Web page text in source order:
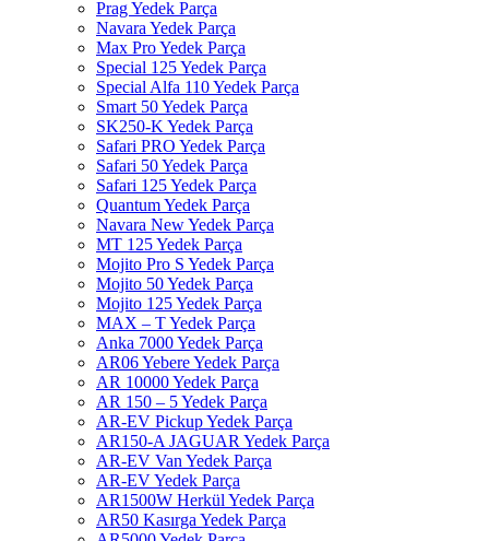
Prag Yedek Parça
Navara Yedek Parça
Max Pro Yedek Parça
Special 125 Yedek Parça
Special Alfa 110 Yedek Parça
Smart 50 Yedek Parça
SK250-K Yedek Parça
Safari PRO Yedek Parça
Safari 50 Yedek Parça
Safari 125 Yedek Parça
Quantum Yedek Parça
Navara New Yedek Parça
MT 125 Yedek Parça
Mojito Pro S Yedek Parça
Mojito 50 Yedek Parça
Mojito 125 Yedek Parça
MAX – T Yedek Parça
Anka 7000 Yedek Parça
AR06 Yebere Yedek Parça
AR 10000 Yedek Parça
AR 150 – 5 Yedek Parça
AR-EV Pickup Yedek Parça
AR150-A JAGUAR Yedek Parça
AR-EV Van Yedek Parça
AR-EV Yedek Parça
AR1500W Herkül Yedek Parça
AR50 Kasırga Yedek Parça